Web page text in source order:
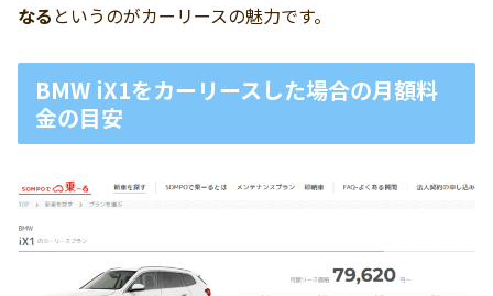
なる というのがカーリースの魅力です。
BMW iX1をカーリースした場合の月額料
金の目安